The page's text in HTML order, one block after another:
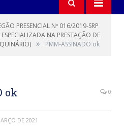
PRESENCIAL Nº 016/2019-SRP
NA PRESTAÇÃO DE
» PMM-ASSINADO ok
ok 0
DE 2021